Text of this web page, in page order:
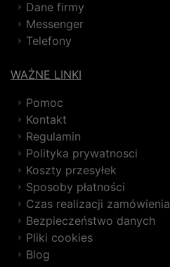
Dane firmy
Messenger
Telefony
WAŻNE LINKI
Pomoc
Kontakt
Regulamin
Polityka prywatnosci
Koszty przesyłek
Sposoby płatności
Czas realizacji zamówienia
Bezpieczeństwo danych
Pliki cookies
Blog